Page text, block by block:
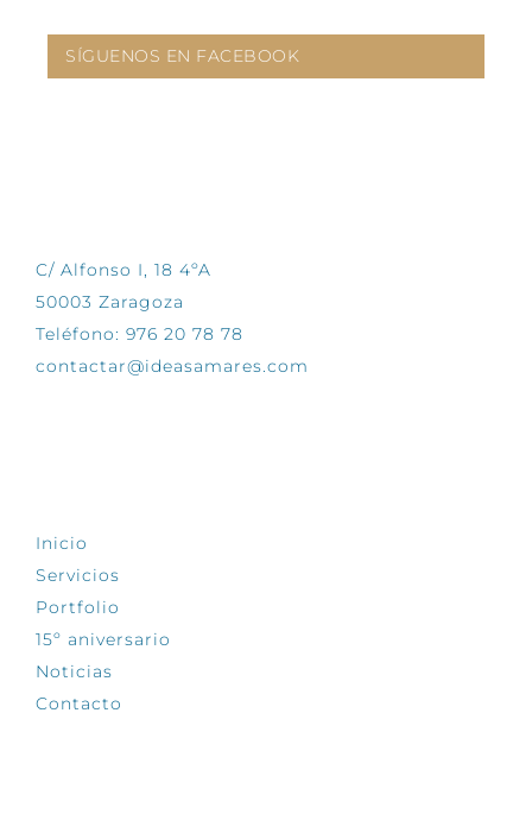
SÍGUENOS EN FACEBOOK
C/ Alfonso I, 18 4ºA
50003 Zaragoza
Teléfono: 976 20 78 78
contactar@ideasamares.com
Inicio
Servicios
Portfolio
15º aniversario
Noticias
Contacto